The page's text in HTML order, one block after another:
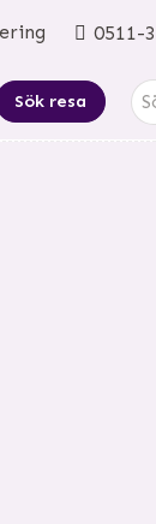
0511-
Sök resa